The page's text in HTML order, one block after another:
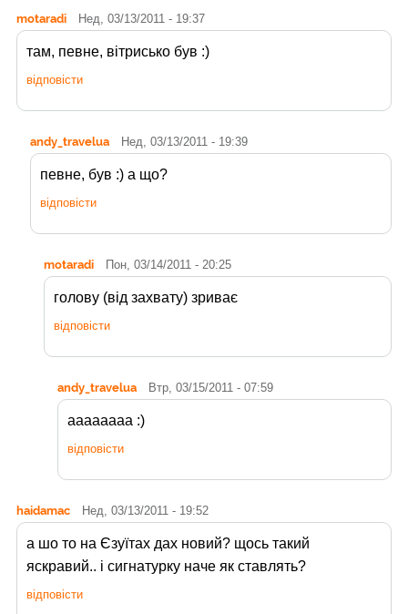
motaradi Нед, 03/13/2011 - 19:37
там, певне, вітрисько був :)
відповісти
andy_travelua Нед, 03/13/2011 - 19:39
певне, був :) а що?
відповісти
motaradi Пон, 03/14/2011 - 20:25
голову (від захвату) зриває
відповісти
andy_travelua Втр, 03/15/2011 - 07:59
аааааааа :)
відповісти
haidamac Нед, 03/13/2011 - 19:52
а шо то на Єзуїтах дах новий? щось такий
яскравий.. і сигнатурку наче як ставлять?
відповісти